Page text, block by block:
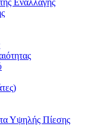
Υψηλής Πίεσης